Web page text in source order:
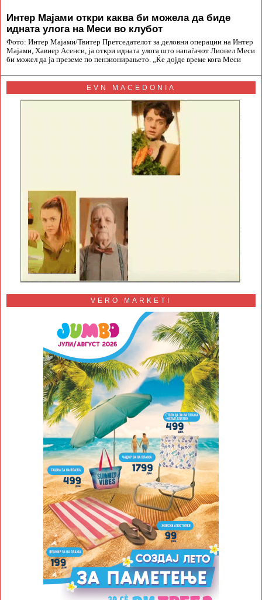
Интер Мајами откри каква би можела да биде
идната улога на Меси во клубот
Фото: Интер Мајами/Твитер Претседателот за деловни операции на Интер
Мајами, Хавиер Асенси, ја откри идната улога што напаѓачот Лионел Меси
би можел да ја преземе по пензионирањето. „Ќе дојде време кога Меси
EVN MACEDONIA
VERO MARKETI